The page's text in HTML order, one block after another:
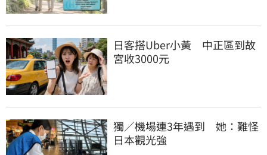
日客搭Uber小黃　中正區到故
宮收3000元
獨／機場連3年遇到　她：難怪
日本觀光強